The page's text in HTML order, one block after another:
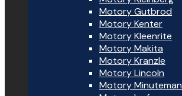
Motory Gutbrod
Motory Kenter
Motory Kleenrite
Motory Makita
Motory Kranzle
Motory Lincoln
Motory Minuteman